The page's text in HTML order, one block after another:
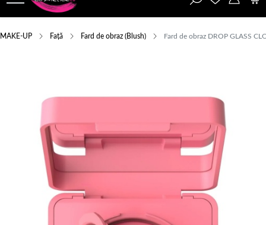
MAKE-UP Față Fard de obraz (Blush) Fard de obraz DROP GLASS